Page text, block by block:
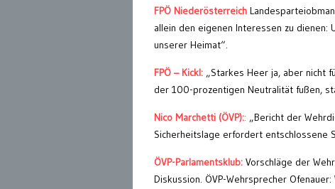
FPÖ Niederösterreich
allein den eigenen Interessen zu dienen:
unserer Heimat“.
FPÖ – Kickl: „Starkes Heer ja, aber nicht
der 100-prozentigen Neutralität fußen,
Nico Marchetti (ÖVP):: „Bericht der
Sicherheitslage erfordert entschlossene
ÖVP-Parlamentsklub: Vorschläge der
Diskussion. ÖVP-Wehrsprecher